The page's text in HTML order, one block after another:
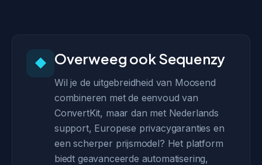
◆ Overweeg ook Sequenzy
Wil je de uitgebreidheid van Moosend
combineren met de eenvoud van
ConvertKit, maar dan met Nederlands
support, Europese privacygaranties en
een scherper prijsmodel? Het platform
biedt geavanceerde automatisering,